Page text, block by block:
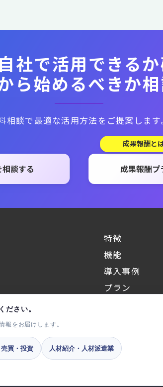
社で活用できるか
ら始めるべきか相
相談で最適な活用方法をご提案します。
談する
成果報酬と
成果報酬プ
特徴
機能
導入事例
プラン
運営会社サービス利用規約
ださい。
報をお届けします。
買・投資 人材紹介・人材派遣業